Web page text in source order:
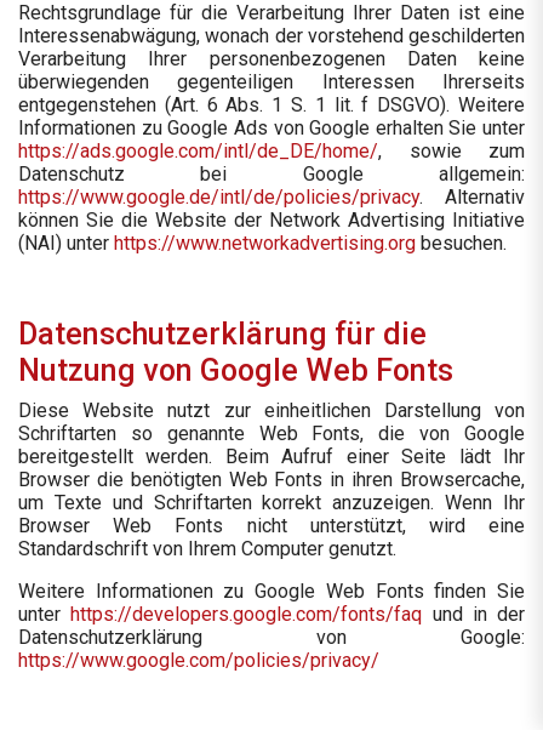
Rechtsgrundlage für die Verarbeitung Ihrer Daten ist eine
Interessenabwägung, wonach der vorstehend geschilderten
Verarbeitung Ihrer personenbezogenen Daten keine
überwiegenden gegenteiligen Interessen Ihrerseits
entgegenstehen (Art. 6 Abs. 1 S. 1 lit. f DSGVO). Weitere
Informationen zu Google Ads von Google erhalten Sie unter
https://ads.google.com/intl/de_DE/home/, sowie zum
Datenschutz bei Google allgemein:
https://www.google.de/intl/de/policies/privacy. Alternativ
können Sie die Website der Network Advertising Initiative
(NAI) unter https://www.networkadvertising.org besuchen.
Datenschutzerklärung für die
Nutzung von Google Web Fonts
Diese Website nutzt zur einheitlichen Darstellung von
Schriftarten so genannte Web Fonts, die von Google
bereitgestellt werden. Beim Aufruf einer Seite lädt Ihr
Browser die benötigten Web Fonts in ihren Browsercache,
um Texte und Schriftarten korrekt anzuzeigen. Wenn Ihr
Browser Web Fonts nicht unterstützt, wird eine
Standardschrift von Ihrem Computer genutzt.
Weitere Informationen zu Google Web Fonts finden Sie
unter https://developers.google.com/fonts/faq und in der
Datenschutzerklärung von Google:
https://www.google.com/policies/privacy/